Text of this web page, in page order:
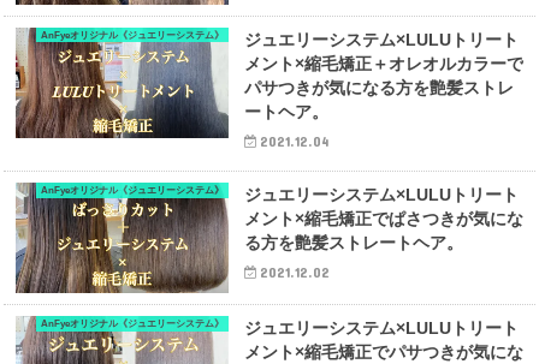
AnFyeオリジナル《ジュエリーシステム》
ジュエリーシステム×LULUトリート
メント×縮毛矯正＋オレオルカラーで
パサつきが気になる方を艶髪ストレ
ートヘア。
2021.12.04
AnFyeオリジナル《ジュエリーシステム》
ジュエリーシステム×LULUトリート
メント×縮毛矯正でぱさつきが気にな
る方を艶髪ストレートヘア。
2021.12.02
AnFyeオリジナル《ジュエリーシステム》
ジュエリーシステム×LULUトリート
メント×縮毛矯正でパサつきが気にな